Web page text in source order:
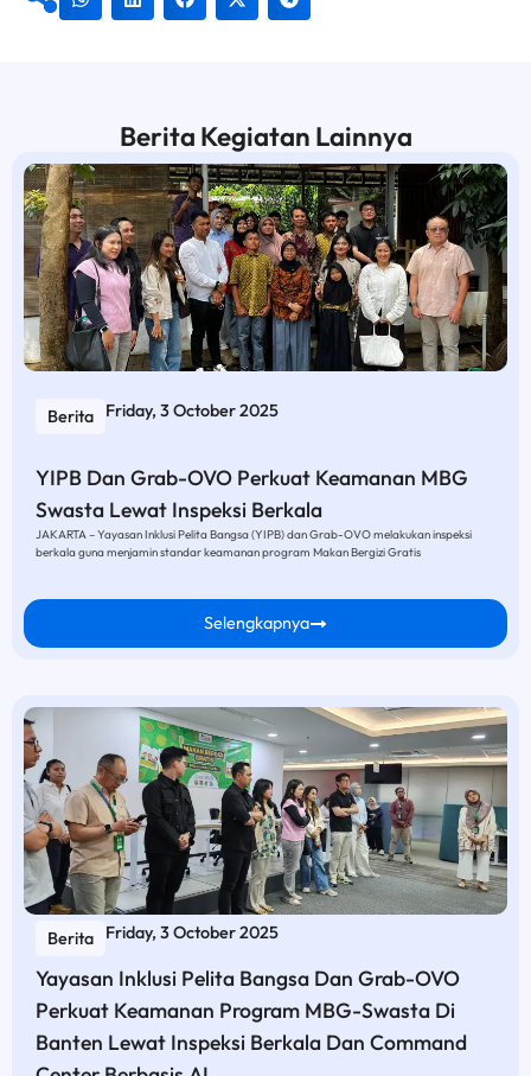
Berita Kegiatan Lainnya
Berita Friday, 3 October 2025
YIPB Dan Grab-OVO Perkuat Keamanan MBG
Swasta Lewat Inspeksi Berkala
JAKARTA – Yayasan Inklusi Pelita Bangsa (YIPB) dan Grab-OVO melakukan inspeksi
berkala guna menjamin standar keamanan program Makan Bergizi Gratis
Selengkapnya
Berita Friday, 3 October 2025
Yayasan Inklusi Pelita Bangsa Dan Grab-OVO
Perkuat Keamanan Program MBG-Swasta Di
Banten Lewat Inspeksi Berkala Dan Command